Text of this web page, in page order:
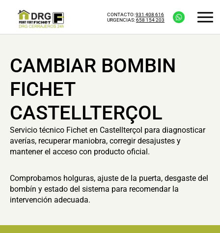
CONTACTO:931 408 616
URGENCIAS:658 154 203
CAMBIAR BOMBIN
FICHET
CASTELLTERÇOL
Servicio técnico Fichet en Castellterçol para diagnosticar
averías, recuperar maniobra, corregir desajustes y
mantener el acceso con producto oficial.
Comprobamos holguras, ajuste de la puerta, desgaste del
bombín y estado del sistema para recomendar la
intervención adecuada.